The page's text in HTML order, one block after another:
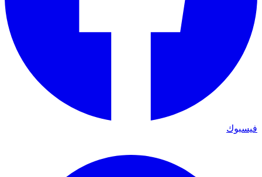
فيسبوك